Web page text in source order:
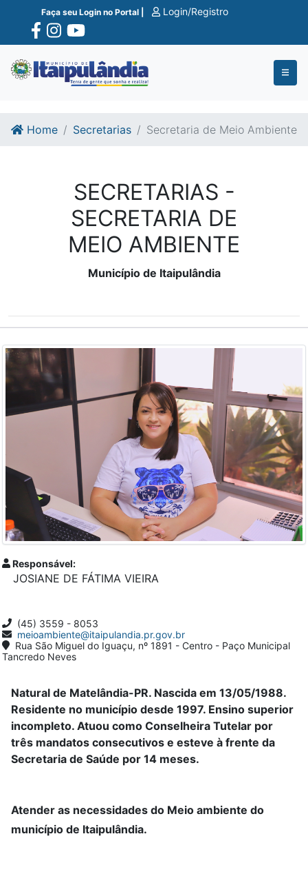
Ir para o conte�do
Ir para o fim do conte�do
Faça seu Login no Portal | Login/Registro
Home Secretarias Secretaria de Meio Ambiente
SECRETARIAS -
SECRETARIA DE
MEIO AMBIENTE
Município de Itaipulândia
Responsável:
JOSIANE DE FÁTIMA VIEIRA
(45) 3559 - 8053
meioambiente@itaipulandia.pr.gov.br
Rua São Miguel do Iguaçu, nº 1891 - Centro - Paço Municipal
Tancredo Neves
Natural de Matelândia-PR. Nascida em 13/05/1988.
Residente no município desde 1997. Ensino superior
incompleto. Atuou como Conselheira Tutelar por
três mandatos consecutivos e esteve à frente da
Secretaria de Saúde por 14 meses.
Atender as necessidades do Meio ambiente do
município de Itaipulândia.